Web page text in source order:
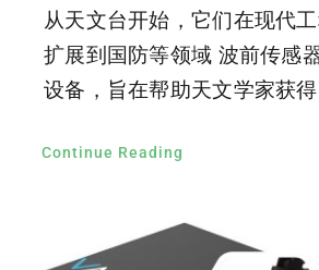
从天文台开始，它们在现代
扩展到国防等领域 波前传感
设备，旨在帮助天文学家获
Continue Reading